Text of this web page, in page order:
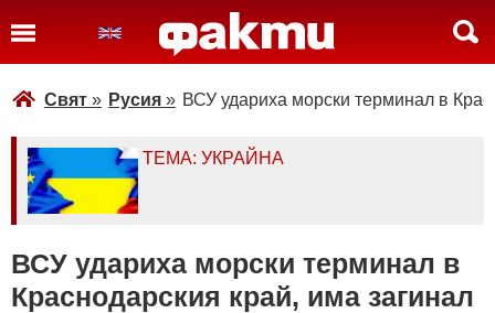
Свят » Русия » ВСУ удариха морски терминал в
ТЕМА: УКРАЙНА
ВСУ удариха морски терминал в
Краснодарския край, има загинал